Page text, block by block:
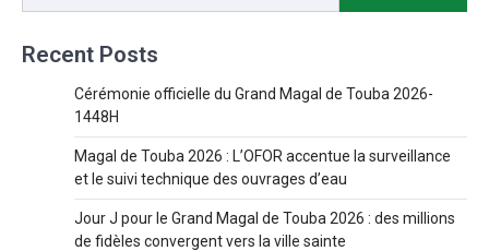
Recent Posts
Cérémonie officielle du Grand Magal de Touba 2026-
1448H
Magal de Touba 2026 : L’OFOR accentue la surveillance
et le suivi technique des ouvrages d’eau
Jour J pour le Grand Magal de Touba 2026 : des millions
de fidèles convergent vers la ville sainte